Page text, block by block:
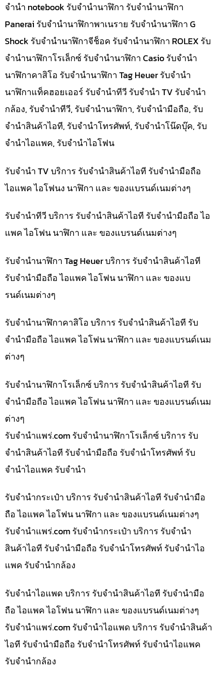
จำนำ notebook รับจำนำนาฬิกา รับจำนำนาฬิกา
Panerai รับจำนำนาฬิกาพาเนราย รับจำนำนาฬิกา G
Shock รับจำนำนาฬิกาจีช็อค รับจำนำนาฬิกา ROLEX รับ
จำนำนาฬิกาโรเล็กซ์ รับจำนำนาฬิกา Casio รับจำนำ
นาฬิกาคาสิโอ รับจำนำนาฬิกา Tag Heuer รับจำนำ
นาฬิกาแท็คฮอยเออร์ รับจำนำทีวี รับจำนำ TV รับจำนำ
กล้อง, รับจำนำทีวี, รับจำนำนาฬิกา, รับจำนำมือถือ, รับ
จำนำสินค้าไอที, รับจำนำโทรศัพท์, รับจำนำโน๊ดบุ๊ค, รับ
จำนำไอแพค, รับจำนำไอโฟน
รับจำนำ TV บริการ รับจำนำสินค้าไอที รับจำนำมือถือ
ไอแพค ไอโฟนง นาฬิกา และ ของแบรนด์เนมต่างๆ
รับจำนำทีวี บริการ รับจำนำสินค้าไอที รับจำนำมือถือ ไอ
แพค ไอโฟน นาฬิกา และ ของแบรนด์เนมต่างๆ
รับจำนำนาฬิกา Tag Heuer บริการ รับจำนำสินค้าไอที
รับจำนำมือถือ ไอแพค ไอโฟน นาฬิกา และ ของแบ
รนด์เนมต่างๆ
รับจำนำนาฬิกาคาสิโอ บริการ รับจำนำสินค้าไอที รับ
จำนำมือถือ ไอแพค ไอโฟน นาฬิกา และ ของแบรนด์เนม
ต่างๆ
รับจำนำนาฬิกาโรเล็กซ์ บริการ รับจำนำสินค้าไอที รับ
จำนำมือถือ ไอแพค ไอโฟน นาฬิกา และ ของแบรนด์เนม
ต่างๆ
รับจํานําแพร่.com รับจำนำนาฬิกาโรเล็กซ์ บริการ รับ
จำนำสินค้าไอที รับจำนำมือถือ รับจำนำโทรศัพท์ รับ
จำนำไอแพค รับจำนำ
รับจำนำกระเป๋า บริการ รับจำนำสินค้าไอที รับจำนำมือ
ถือ ไอแพค ไอโฟน นาฬิกา และ ของแบรนด์เนมต่างๆ
รับจํานําแพร่.com รับจำนำกระเป๋า บริการ รับจำนำ
สินค้าไอที รับจำนำมือถือ รับจำนำโทรศัพท์ รับจำนำไอ
แพค รับจำนำกล้อง
รับจำนำไอแพด บริการ รับจำนำสินค้าไอที รับจำนำมือ
ถือ ไอแพค ไอโฟน นาฬิกา และ ของแบรนด์เนมต่างๆ
รับจํานําแพร่.com รับจำนำไอแพด บริการ รับจำนำสินค้า
ไอที รับจำนำมือถือ รับจำนำโทรศัพท์ รับจำนำไอแพค
รับจำนำกล้อง